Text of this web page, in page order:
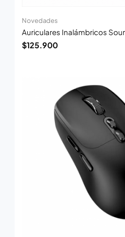
Novedades
Auriculares Inalámbricos
$125.900